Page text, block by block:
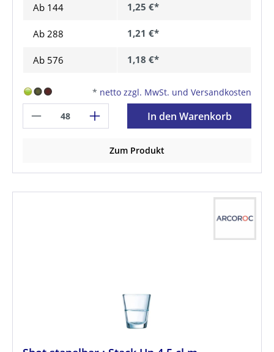
Ab 144 1,25 €*
Ab 288 1,21 €*
Ab 576 1,18 €*
* netto zzgl. MwSt. und Versandkosten
In den Warenkorb
Zum Produkt